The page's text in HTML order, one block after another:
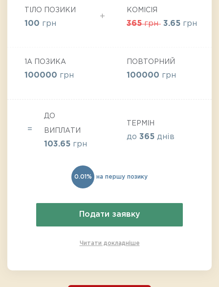
ТІЛО ПОЗИКИ
100 грн
КОМІСІЯ
365грн 3.65 грн
ДО
ВИПЛАТИ
103.65 грн
1А ПОЗИКА
100000 грн
ПОВТОРНИЙ
100000 грн
ТЕРМІН
до 365 днів
0.01% на першу позику
Подати заявку
Читати докладніше